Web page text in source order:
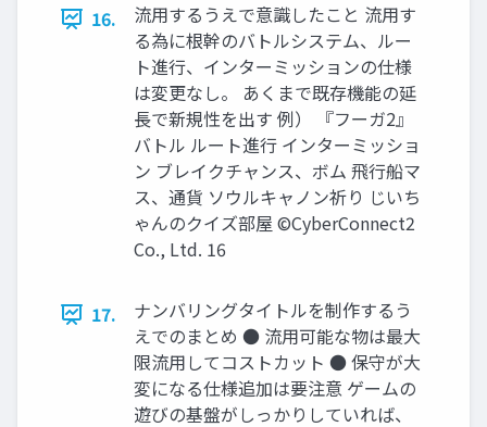
16.
流用するうえで意識したこと 流用す
る為に根幹のバトルシステム、ルー
ト進行、インターミッションの仕様
は変更なし。 あくまで既存機能の延
長で新規性を出す 例） 『フーガ2』
バトル ルート進行 インターミッショ
ン ブレイクチャンス、ボム 飛行船マ
ス、通貨 ソウルキャノン祈り じいち
ゃんのクイズ部屋 ©CyberConnect2
Co., Ltd. 16
17.
ナンバリングタイトルを制作するう
えでのまとめ ● 流用可能な物は最大
限流用してコストカット ● 保守が大
変になる仕様追加は要注意 ゲームの
遊びの基盤がしっかりしていれば、